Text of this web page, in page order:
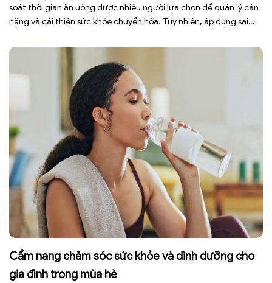
soát thời gian ăn uống được nhiều người lựa chọn để quản lý cân
nặng và cải thiện sức khỏe chuyển hóa. Tuy nhiên, áp dụng sai
sức, mất cơ […]
Cẩm nang chăm sóc sức khỏe và dinh dưỡng cho
gia đình trong mùa hè